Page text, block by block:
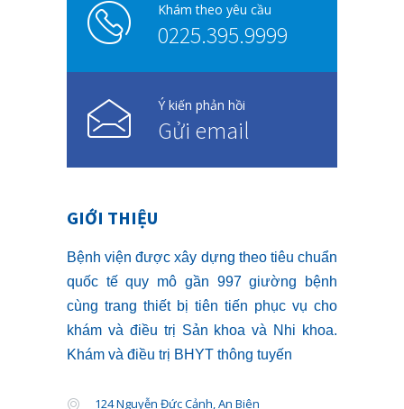
Khám theo yêu cầu
0225.395.9999
Ý kiến phản hồi
Gửi email
GIỚI THIỆU
Bệnh viện được xây dựng theo tiêu chuẩn
quốc tế quy mô gần 997 giường bệnh
cùng trang thiết bị tiên tiến phục vụ cho
khám và điều trị Sản khoa và Nhi khoa.
Khám và điều trị BHYT thông tuyến
124 Nguyễn Đức Cảnh, An Biên